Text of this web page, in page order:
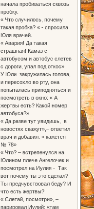
начала пробиваться сквозь
пробку.
« Что случилось, почему
такая пробка? « - спросила
Юля врачей.
« Авария! Да такая
страшная! Камаз с
автобусом и автобус слетев
с дороги, упал под откос»
У Юли закружилась голова,
и пересохло во рту, она
попыталась приподняться и
посмотреть в окно: « А
жертвы есть? Какой номер
автобуса?».
« Да разве тут увидишь, в
новостях скажут»,– ответил
врач и добавил: « кажется
№ 78»
« Что? – встрепенулся на
Юлином плече Ангелочек и
посмотрел на Иулия - Так
вот почему ты это сделал?
Ты предчувствовал беду? И
что есть жертвы?
« Слетай, посмотри», –
парировал Иулий: «там